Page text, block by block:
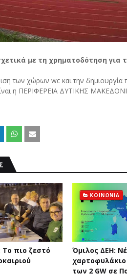
με τη χρηματοδότηση για
των χώρων wc και την
η ΠΕΡΙΦΕΡΕΙΑ ΔΥΤΙΚΗΣ
πιο ζεστό
ΚΟΙΝΩΝΙΑ
Όμιλος ΔΕΗ:
των 2 GW σε